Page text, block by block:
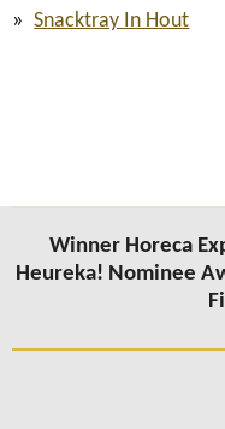
Snacktray In Hout
Winner Horeca
Heureka! Nominee